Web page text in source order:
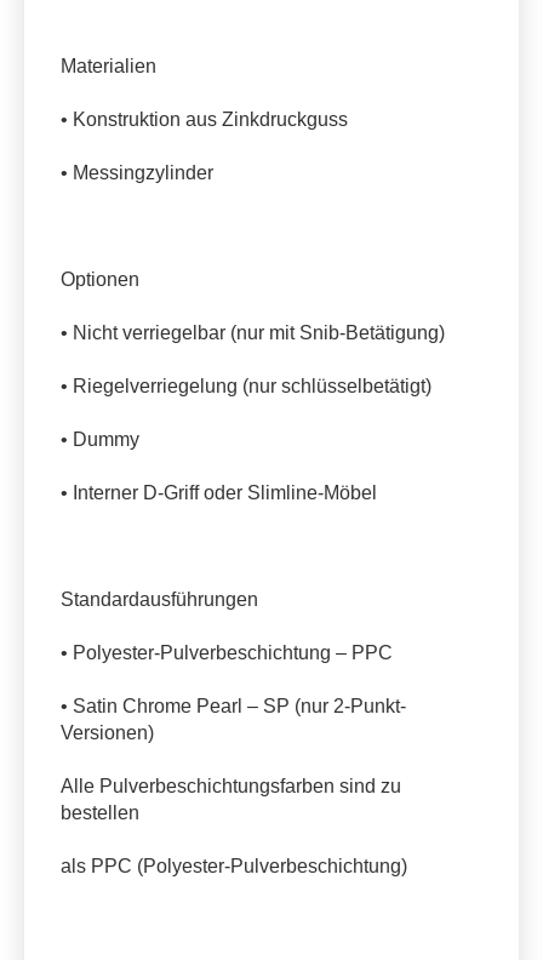
Materialien
• Konstruktion aus Zinkdruckguss
• Messingzylinder
Optionen
• Nicht verriegelbar (nur mit Snib-Betätigung)
• Riegelverriegelung (nur schlüsselbetätigt)
• Dummy
• Interner D-Griff oder Slimline-Möbel
Standardausführungen
• Polyester-Pulverbeschichtung – PPC
• Satin Chrome Pearl – SP (nur 2-Punkt-
Versionen)
Alle Pulverbeschichtungsfarben sind zu
bestellen
als PPC (Polyester-Pulverbeschichtung)